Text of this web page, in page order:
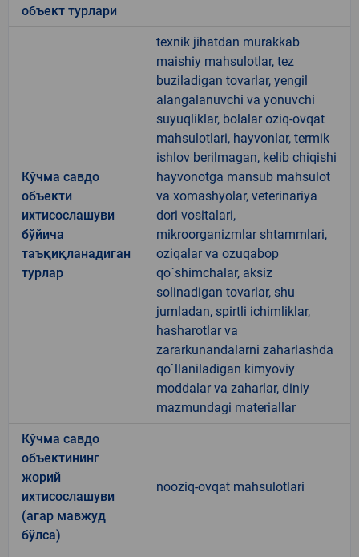
объект турлари
Кўчма савдо
объекти
ихтисослашуви
бўйича
таъқиқланадиган
турлар
texnik jihatdan murakkab
maishiy mahsulotlar, tez
buziladigan tovarlar, yengil
alangalanuvchi va yonuvchi
suyuqliklar, bolalar oziq-ovqat
mahsulotlari, hayvonlar, termik
ishlov berilmagan, kelib chiqishi
hayvonotga mansub mahsulot
va xomashyolar, veterinariya
dori vositalari,
mikroorganizmlar shtammlari,
oziqalar va ozuqabop
qo`shimchalar, aksiz
solinadigan tovarlar, shu
jumladan, spirtli ichimliklar,
hasharotlar va
zararkunandalarni zaharlashda
qo`llaniladigan kimyoviy
moddalar va zaharlar, diniy
mazmundagi materiallar
Кўчма савдо
объектининг
жорий
ихтисослашуви
(агар мавжуд
бўлса)
nooziq-ovqat mahsulotlari